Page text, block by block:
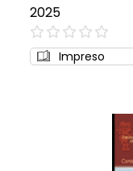
2025
0%
Impreso